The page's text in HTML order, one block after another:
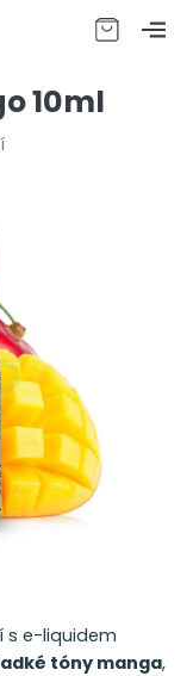
10ml
s e-liquidem
tóny manga,